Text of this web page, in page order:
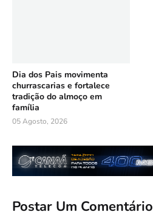
Dia dos Pais movimenta
churrascarias e fortalece
tradição do almoço em
família
05 Agosto, 2026
Postar Um Comentário